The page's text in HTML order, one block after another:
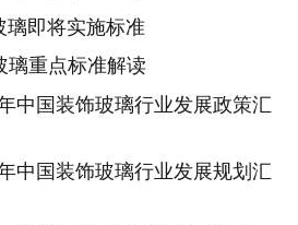
璃即将实施标准
璃重点标准解读
中国装饰玻璃行业发展政策汇
中国装饰玻璃行业发展规划汇